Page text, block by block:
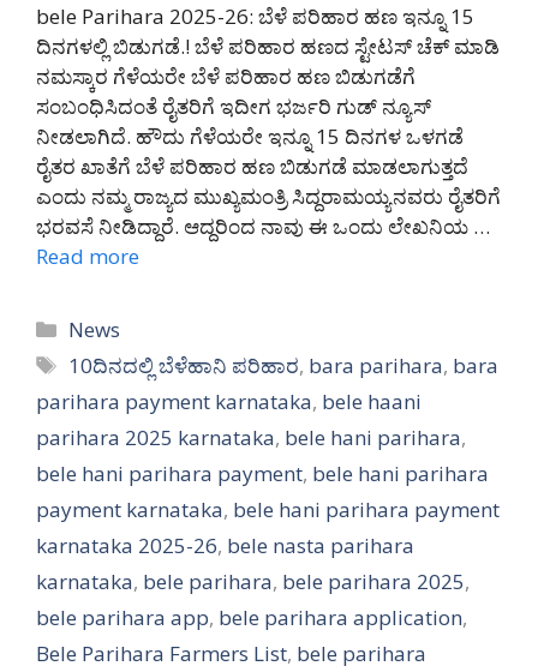
bele Parihara 2025-26: ಬೆಳೆ ಪರಿಹಾರ ಹಣ ಇನ್ನೂ 15
ದಿನಗಳಲ್ಲಿ ಬಿಡುಗಡೆ.! ಬೆಳೆ ಪರಿಹಾರ ಹಣದ ಸ್ಟೇಟಸ್ ಚೆಕ್ ಮಾಡಿ
ನಮಸ್ಕಾರ ಗೆಳೆಯರೇ ಬೆಳೆ ಪರಿಹಾರ ಹಣ ಬಿಡುಗಡೆಗೆ
ಸಂಬಂಧಿಸಿದಂತೆ ರೈತರಿಗೆ ಇದೀಗ ಭರ್ಜರಿ ಗುಡ್ ನ್ಯೂಸ್
ನೀಡಲಾಗಿದೆ. ಹೌದು ಗೆಳೆಯರೇ ಇನ್ನೂ 15 ದಿನಗಳ ಒಳಗಡೆ
ರೈತರ ಖಾತೆಗೆ ಬೆಳೆ ಪರಿಹಾರ ಹಣ ಬಿಡುಗಡೆ ಮಾಡಲಾಗುತ್ತದೆ
ಎಂದು ನಮ್ಮ ರಾಜ್ಯದ ಮುಖ್ಯಮಂತ್ರಿ ಸಿದ್ದರಾಮಯ್ಯನವರು ರೈತರಿಗೆ
ಭರವಸೆ ನೀಡಿದ್ದಾರೆ. ಆದ್ದರಿಂದ ನಾವು ಈ ಒಂದು ಲೇಖನಿಯ …
Read more
Categories
News
Tags
10ದಿನದಲ್ಲಿ ಬೆಳೆಹಾನಿ ಪರಿಹಾರ, bara parihara, bara
parihara payment karnataka, bele haani
parihara 2025 karnataka, bele hani parihara,
bele hani parihara payment, bele hani parihara
payment karnataka, bele hani parihara payment
karnataka 2025-26, bele nasta parihara
karnataka, bele parihara, bele parihara 2025,
bele parihara app, bele parihara application,
Bele Parihara Farmers List, bele parihara